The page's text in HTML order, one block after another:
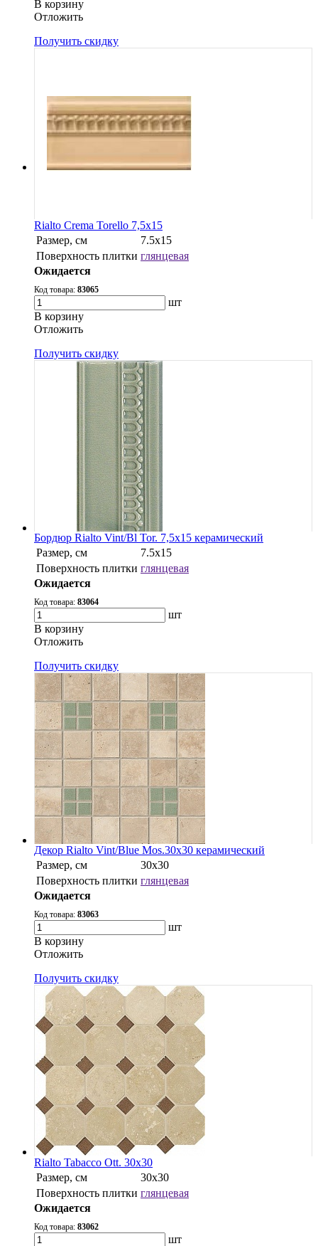
В корзину
Oтложить
Получить скидку
Rialto Crema Torello 7,5x15
Размер, см
7.5x15
Поверхность плитки глянцевая
Ожидается
Код товара: 83065
шт
В корзину
Oтложить
Получить скидку
Бордюр Rialto Vint/Bl Tor. 7,5x15 керамический
Размер, см
7.5x15
Поверхность плитки глянцевая
Ожидается
Код товара: 83064
шт
В корзину
Oтложить
Получить скидку
Декор Rialto Vint/Blue Mos.30x30 керамический
Размер, см
30х30
Поверхность плитки глянцевая
Ожидается
Код товара: 83063
шт
В корзину
Oтложить
Получить скидку
Rialto Tabacco Ott. 30x30
Размер, см
30х30
Поверхность плитки глянцевая
Ожидается
Код товара: 83062
шт